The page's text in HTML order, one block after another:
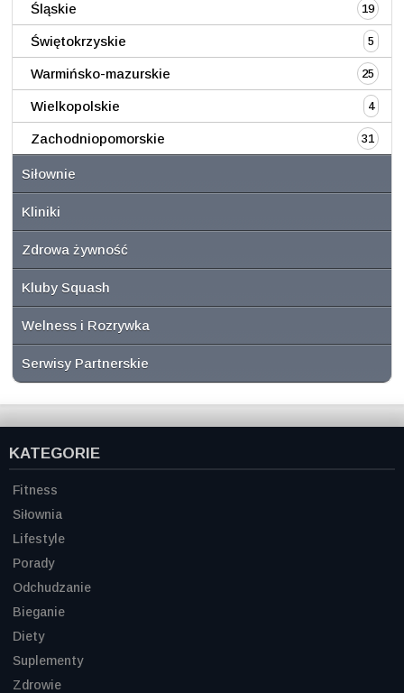
Śląskie 19
Świętokrzyskie 5
Warmińsko-mazurskie 25
Wielkopolskie 4
Zachodniopomorskie 31
Siłownie
Kliniki
Zdrowa żywność
Kluby Squash
Welness i Rozrywka
Serwisy Partnerskie
KATEGORIE
Fitness
Siłownia
Lifestyle
Porady
Odchudzanie
Bieganie
Diety
Suplementy
Zdrowie